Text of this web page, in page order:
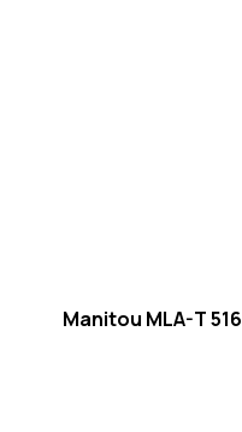
Manitou MLA-T 516